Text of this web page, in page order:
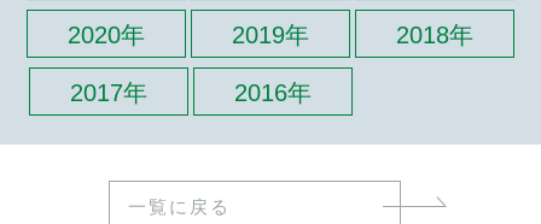
2020年 2019年 2018年
2017年 2016年
一覧に戻る